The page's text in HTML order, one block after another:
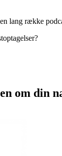
lang række
om din